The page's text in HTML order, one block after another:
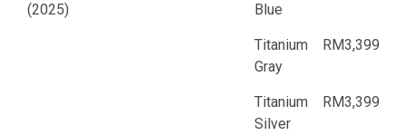
(2025)
Blue
Titanium
Gray
RM3,399
Titanium
Silver
RM3,399